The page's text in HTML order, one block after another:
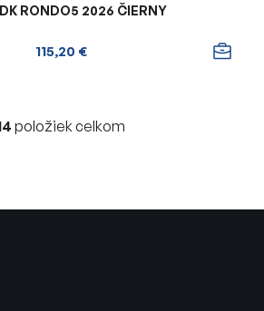
RONDO5 2026 ČIERNY
115,20 €
O
d
položiek celkom